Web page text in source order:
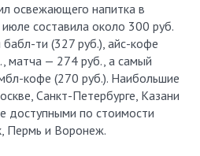
освежающего напитка в
составила около 300 руб.
ти (327 руб.), айс-кофе
матча — 274 руб., а самый
кофе (270 руб.). Наибольшие
Санкт-Петербурге, Казани
доступными по стоимости
Пермь и Воронеж.